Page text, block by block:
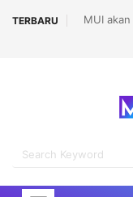
TERBARU
MUI